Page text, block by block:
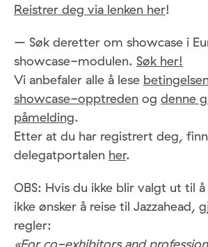
Reistrer deg via lenken her!
– Søk deretter om showcase i
showcase-modulen. Søk her!
Vi anbefaler alle å lese
showcase-opptreden og denne
påmelding.
Etter at du har registrert deg,
delegatportalen her.
OBS: Hvis du ikke blir valgt ut til
ikke ønsker å reise til Jazzahead,
regler:
«For co-exhibitors and